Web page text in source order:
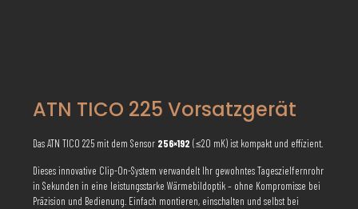
ATN TICO 225 Vorsatzgerät
Das ATN TICO 225 mit dem Sensor 256×192 (≤20 mK) ist kompakt und effizient.
Dieses innovative Clip-On-System verwandelt Ihr gewohntes Tageszielfernrohr
in Sekunden in eine leistungsstarke Wärmebildoptik – ohne Kompromisse bei
Präzision und Bedienung. Einfach montieren, einschalten und selbst bei